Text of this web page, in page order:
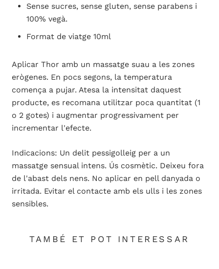
Sense sucres, sense gluten, sense parabens i
100% vegà.
Format de viatge 10ml
Aplicar Thor amb un massatge suau a les zones
erògenes. En pocs segons, la temperatura
comença a pujar. Atesa la intensitat daquest
producte, es recomana utilitzar poca quantitat (1
o 2 gotes) i augmentar progressivament per
incrementar l'efecte.
Indicacions: Un delit pessigolleig per a un
massatge sensual intens. Ús cosmètic. Deixeu fora
de l'abast dels nens. No aplicar en pell danyada o
irritada. Evitar el contacte amb els ulls i les zones
sensibles.
TAMBÉ ET POT INTERESSAR